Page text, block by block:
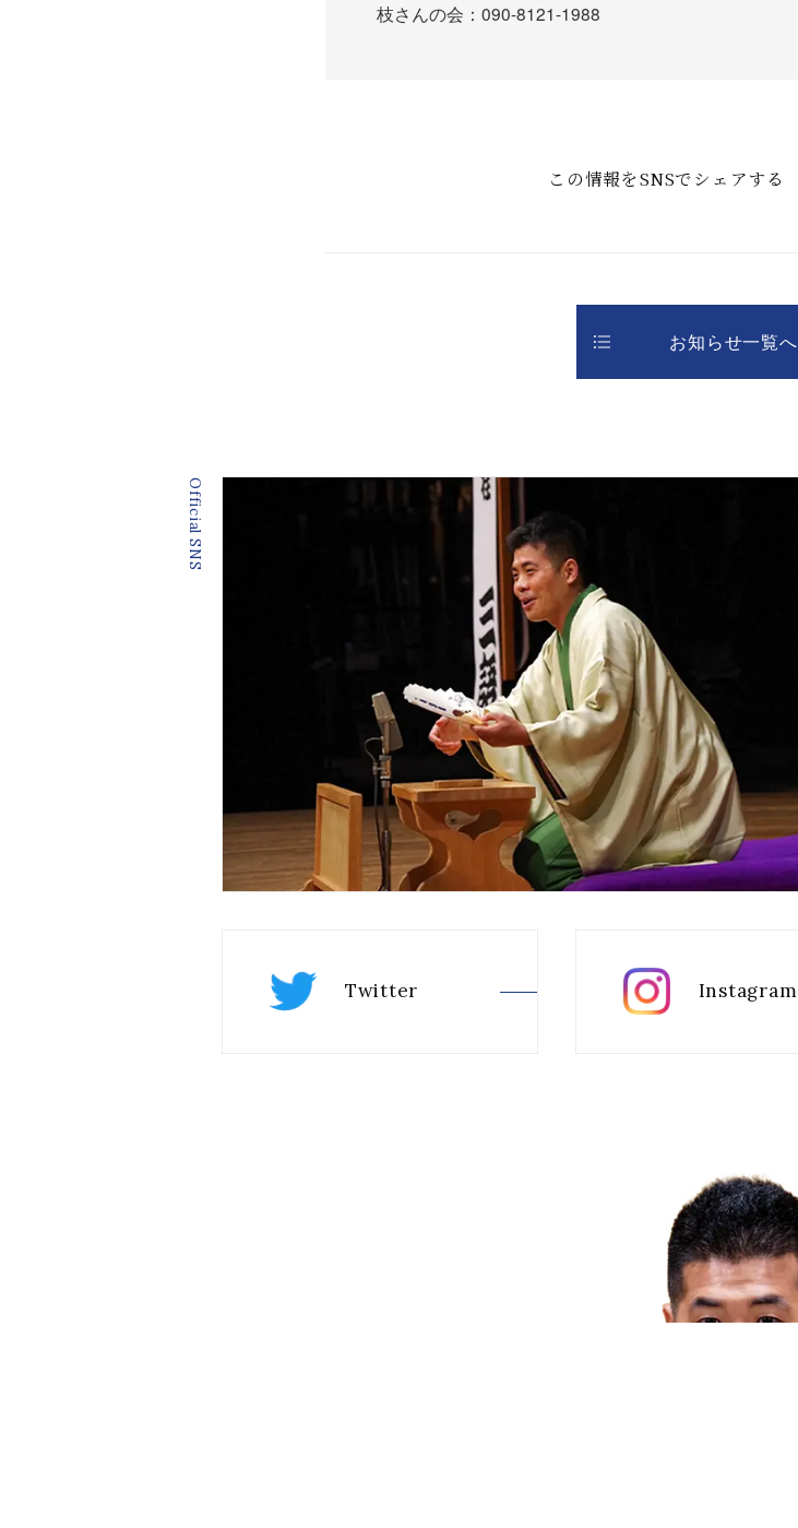
枝さんの会：090-8121-1988
この情報をSNSでシェアする
お知らせ一覧へ
Official SNS
Twitter Instagram